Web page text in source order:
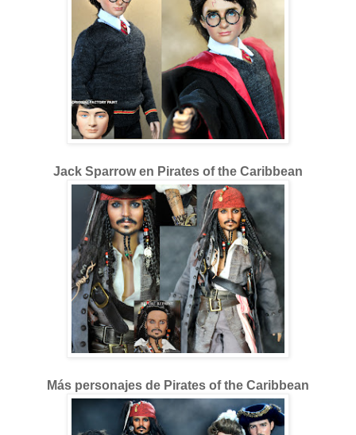
Jack Sparrow en Pirates of the Caribbean
Más personajes de Pirates of the Caribbean